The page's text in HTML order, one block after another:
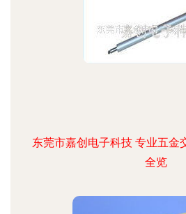
东莞市嘉创电子科技 专业五金
全览